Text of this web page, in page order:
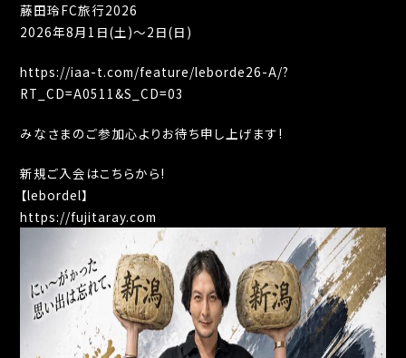
藤田玲FC旅行2026
2026年8月1日(土)〜2日(日)
https://iaa-t.com/feature/leborde26-A/?
RT_CD=A0511&S_CD=03
みなさまのご参加心よりお待ち申し上げます!
新規ご入会はこちらから!
【lebordel】
https://fujitaray.com